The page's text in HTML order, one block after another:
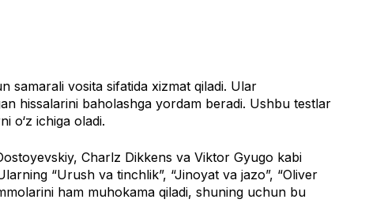
samarali vosita sifatida xizmat qiladi. Ular
hissalarini baholashga yordam beradi. Ushbu testlar
o‘z ichiga oladi.
Charlz Dikkens va Viktor Gyugo kabi
“Urush va tinchlik”, “Jinoyat va jazo”, “Oliver
ham muhokama qiladi, shuning uchun bu